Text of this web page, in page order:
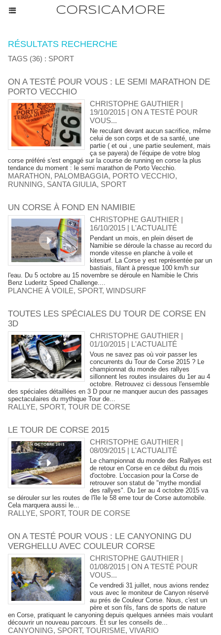
CORSICAMORE
RÉSULTATS RECHERCHE
TAGS (36) : SPORT
ON A TESTÉ POUR VOUS : LE SEMI MARATHON DE
PORTO VECCHIO
CHRISTOPHE GAUTHIER |
19/10/2015 |ON A TESTÉ POUR
VOUS...
Ne reculant devant aucun sacrifice, même
celui de son corps et de sa santé, une
partie ( et oui , une partie seulement, mais
ça se payera) de l'équipe de votre blog
corse préféré s'est engagé sur la course de running en corse la plus
tendance du moment : le semi marathon de Porto Vecchio.
MARATHON, PALOMBAGGIA, PORTO VECCHIO,
RUNNING, SANTA GIULIA, SPORT
UN CORSE À FOND EN NAMIBIE
CHRISTOPHE GAUTHIER |
16/10/2015 | L'ACTUALITÉ
Pendant un mois, en plein désert de
Namibie se déroule la chasse au record du
monde vitesse en planche à voile et
kitesurf. La Corse y est représentée par un
bastiais, filant à presque 100 km/h sur
l'eau. Du 5 octobre au 15 novembre se déroule en Namibie le Chris
Benz Luderitz Speed Challenge....
PLANCHE À VOILE, SPORT, WINDSURF
TOUTES LES SPÉCIALES DU TOUR DE CORSE EN
3D
CHRISTOPHE GAUTHIER |
01/10/2015 | L'ACTUALITÉ
Vous ne savez pas où voir passer les
concurrents du Tour de Corse 2015 ? Le
championnat du monde des rallyes
sillonnent les routes insulaires du 1er au 4
octobre. Retrouvez ci dessous l'ensemble
des spéciales détaillées en 3 D pour ne manquer aucun des passages
spectaculaires du mythique Tour de...
RALLYE, SPORT, TOUR DE CORSE
LE TOUR DE CORSE 2015
CHRISTOPHE GAUTHIER |
08/09/2015 | L'ACTUALITÉ
Le championnat du monde des Rallyes est
de retour en Corse en ce début du mois
d'octobre. L'occasion pour la Corse de
retrouver son statut de "mythe mondial
des rallyes". Du 1er au 4 octobre 2015 va
se dérouler sur les routes de l'île le 58 eme tour de Corse automobile.
Cela marquera aussi le...
RALLYE, SPORT, TOUR DE CORSE
ON A TESTÉ POUR VOUS : LE CANYONING DU
VERGHELLU AVEC COULEUR CORSE
CHRISTOPHE GAUTHIER |
01/08/2015 |ON A TESTÉ POUR
VOUS...
Ce vendredi 31 juillet, nous avions rendez
vous avec le moniteur de Canyon réservé
au prés de Couleur Corse. Nous, c'est un
père et son fils, fans de sports de nature
en Corse, pratiquant le canyoning depuis quelques années mais voulant
découvrir un nouveau parcours. Et sur les conseils de...
CANYONING, SPORT, TOURISME, VIVARIO